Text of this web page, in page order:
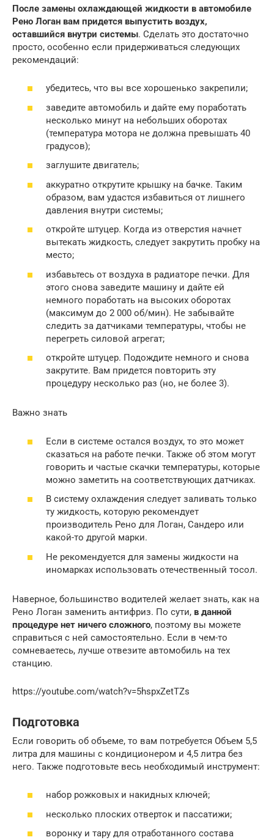
После замены охлаждающей жидкости в автомобиле
Рено Логан вам придется выпустить воздух,
оставшийся внутри системы. Сделать это достаточно
просто, особенно если придерживаться следующих
рекомендаций:
убедитесь, что вы все хорошенько закрепили;
заведите автомобиль и дайте ему поработать
несколько минут на небольших оборотах
(температура мотора не должна превышать 40
градусов);
заглушите двигатель;
аккуратно открутите крышку на бачке. Таким
образом, вам удастся избавиться от лишнего
давления внутри системы;
откройте штуцер. Когда из отверстия начнет
вытекать жидкость, следует закрутить пробку на
место;
избавьтесь от воздуха в радиаторе печки. Для
этого снова заведите машину и дайте ей
немного поработать на высоких оборотах
(максимум до 2 000 об/мин). Не забывайте
следить за датчиками температуры, чтобы не
перегреть силовой агрегат;
откройте штуцер. Подождите немного и снова
закрутите. Вам придется повторить эту
процедуру несколько раз (но, не более 3).
Важно знать
Если в системе остался воздух, то это может
сказаться на работе печки. Также об этом могут
говорить и частые скачки температуры, которые
можно заметить на соответствующих датчиках.
В систему охлаждения следует заливать только
ту жидкость, которую рекомендует
производитель Рено для Логан, Сандеро или
какой-то другой марки.
Не рекомендуется для замены жидкости на
иномарках использовать отечественный тосол.
Наверное, большинство водителей желает знать, как на
Рено Логан заменить антифриз. По сути, в данной
процедуре нет ничего сложного, поэтому вы можете
справиться с ней самостоятельно. Если в чем-то
сомневаетесь, лучше отвезите автомобиль на тех
станцию.
https://youtube.com/watch?v=5hspxZetTZs
Подготовка
Если говорить об объеме, то вам потребуется Объем 5,5
литра для машины с кондиционером и 4,5 литра без
него. Также подготовьте весь необходимый инструмент:
набор рожковых и накидных ключей;
несколько плоских отверток и пассатижи;
воронку и тару для отработанного состава